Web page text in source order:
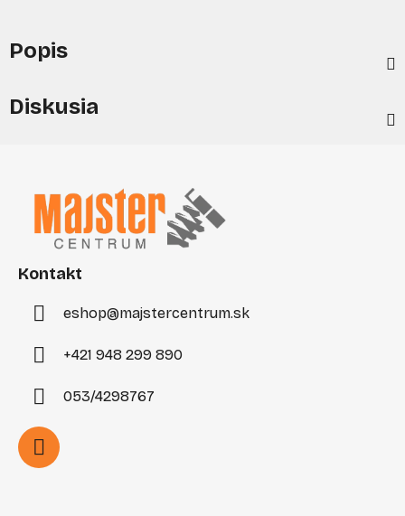
Popis
Diskusia
Kontakt
eshop@majstercentrum.sk
+421 948 299 890
053/4298767